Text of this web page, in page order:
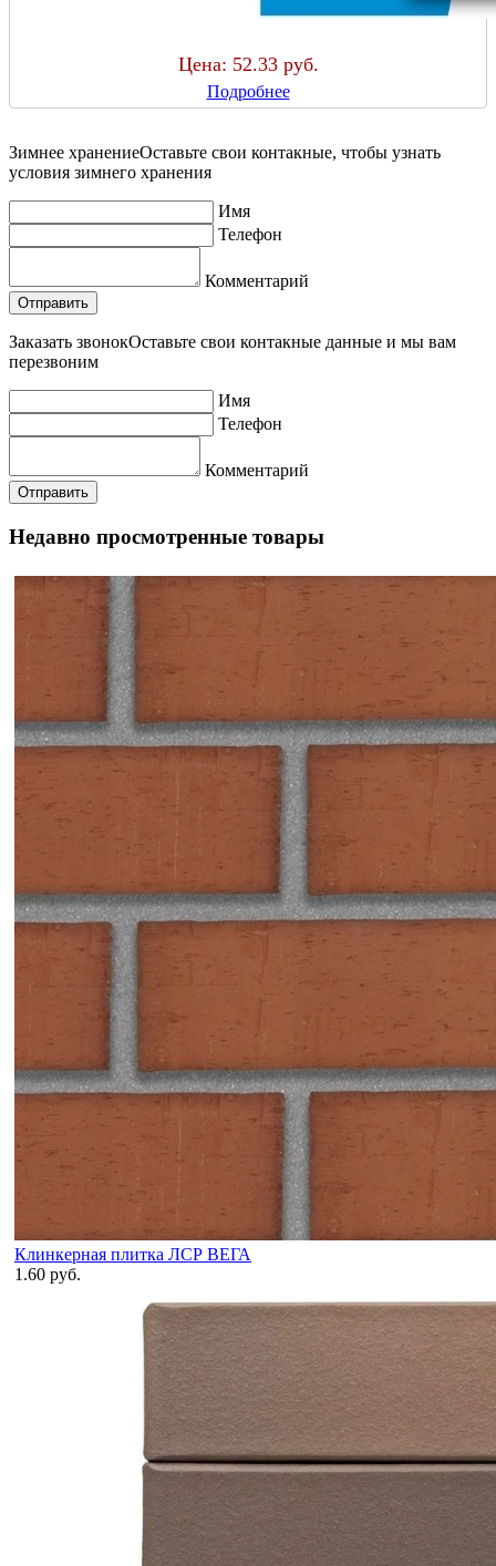
Цена: 52.33 руб.
Подробнее
Зимнее хранениеОставьте свои контакные, чтобы узнать
условия зимнего хранения
Имя
Телефон
Комментарий
Заказать звонокОставьте свои контакные данные и мы вам
перезвоним
Имя
Телефон
Комментарий
Недавно просмотренные товары
Клинкерная плитка ЛСР ВЕГА
1.60 руб.